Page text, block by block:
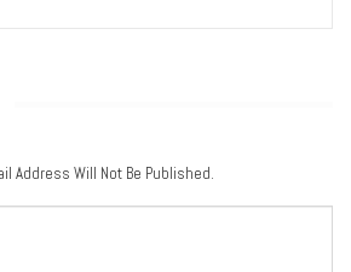
Address Will Not Be Published.